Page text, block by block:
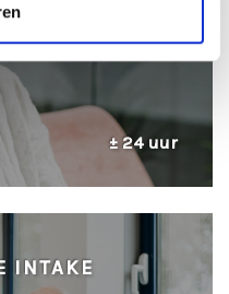
± 24 uur
INTAKE